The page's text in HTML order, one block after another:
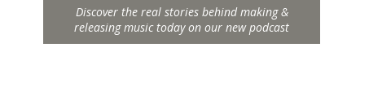
Discover the real stories behind making &
releasing music today on our new podcast